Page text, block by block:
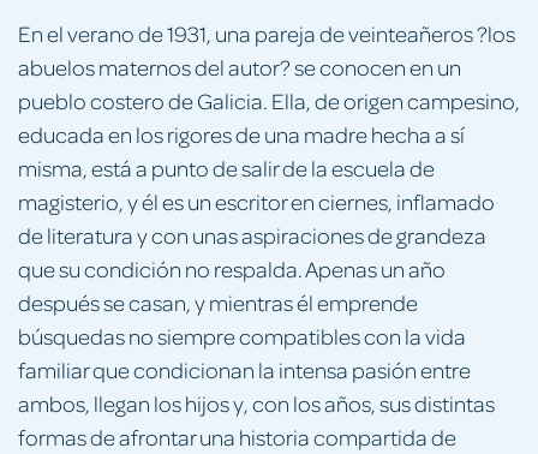
En el verano de 1931, una pareja de veinteañeros ?los
abuelos maternos del autor? se conocen en un
pueblo costero de Galicia. Ella, de origen campesino,
educada en los rigores de una madre hecha a sí
misma, está a punto de salir de la escuela de
magisterio, y él es un escritor en ciernes, inflamado
de literatura y con unas aspiraciones de grandeza
que su condición no respalda. Apenas un año
después se casan, y mientras él emprende
búsquedas no siempre compatibles con la vida
familiar que condicionan la intensa pasión entre
ambos, llegan los hijos y, con los años, sus distintas
formas de afrontar una historia compartida de